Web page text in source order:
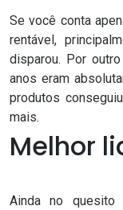
Se você conta
rentável,
disparou. Por
anos eram
produtos
mais.
Melhor
Ainda no quesito